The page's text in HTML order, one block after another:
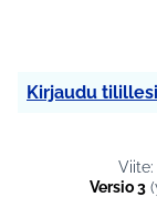
Kirjaudu tilillesi
Viite:
Versio 3